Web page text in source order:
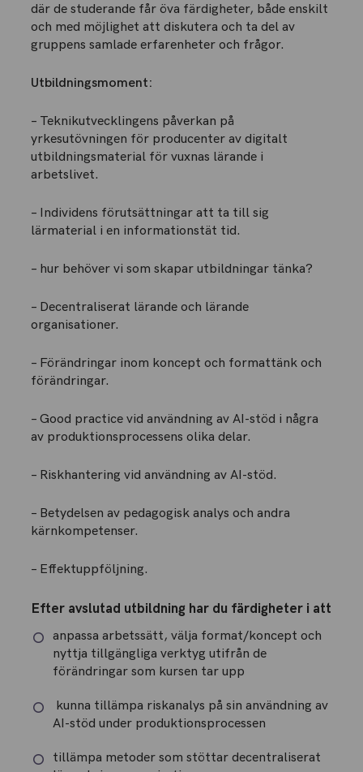
där de studerande får öva färdigheter, både enskilt
och med möjlighet att diskutera och ta del av
gruppens samlade erfarenheter och frågor.
Utbildningsmoment:
– Teknikutvecklingens påverkan på
yrkesutövningen för producenter av digitalt
utbildningsmaterial för vuxnas lärande i
arbetslivet.
– Individens förutsättningar att ta till sig
lärmaterial i en informationstät tid.
– hur behöver vi som skapar utbildningar tänka?
– Decentraliserat lärande och lärande
organisationer.
– Förändringar inom koncept och formattänk och
förändringar.
– Good practice vid användning av AI-stöd i några
av produktionsprocessens olika delar.
– Riskhantering vid användning av AI-stöd.
– Betydelsen av pedagogisk analys och andra
kärnkompetenser.
– Effektuppföljning.
Efter avslutad utbildning har du färdigheter i att
anpassa arbetssätt, välja format/koncept och
nyttja tillgängliga verktyg utifrån de
förändringar som kursen tar upp
kunna tillämpa riskanalys på sin användning av
AI-stöd under produktionsprocessen
tillämpa metoder som stöttar decentraliserat